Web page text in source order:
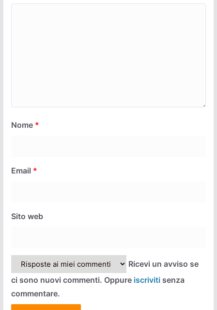
Nome *
Email *
Sito web
Ricevi un avviso se
ci sono nuovi commenti. Oppure iscrivitisenza
commentare.